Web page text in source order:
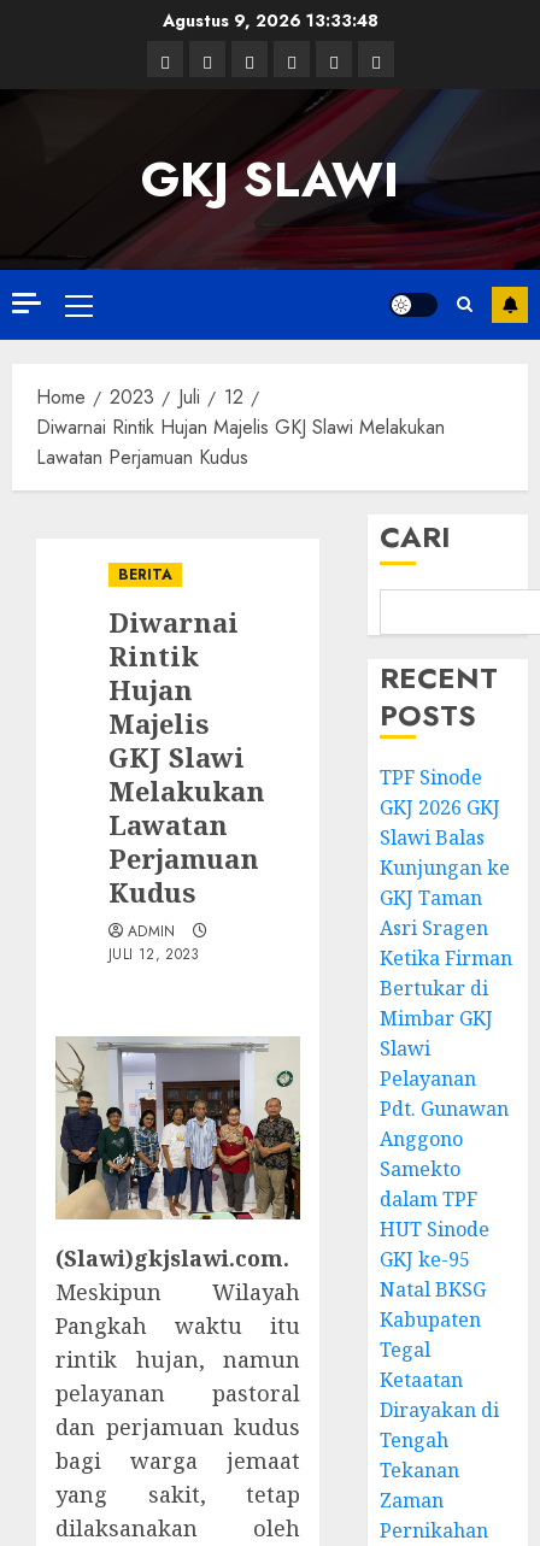
Agustus 9, 2026 13:33:49
Facebook
TwitterLinkedin
VK YoutubeInstagram
GKJ SLAWI
Primary
Menu
Home 2023 Juli
12
Diwarnai Rintik Hujan Majelis GKJ Slawi Melakukan
Lawatan Perjamuan Kudus
BERITA
Diwarnai
Rintik
Hujan
Majelis
GKJ Slawi
Melakukan
Lawatan
Perjamuan
Kudus
ADMIN
JULI 12, 2023
(Slawi)gkjslawi.com.
Meskipun Wilayah
Pangkah waktu itu
rintik hujan, namun
pelayanan pastoral
dan perjamuan kudus
bagi warga jemaat
yang sakit, tetap
dilaksanakan oleh
CARI
RECENT
POSTS
TPF Sinode
GKJ 2026 GKJ
Slawi Balas
Kunjungan ke
GKJ Taman
Asri Sragen
Ketika Firman
Bertukar di
Mimbar GKJ
Slawi
Pelayanan
Pdt. Gunawan
Anggono
Samekto
dalam TPF
HUT Sinode
GKJ ke-95
Natal BKSG
Kabupaten
Tegal
Ketaatan
Dirayakan di
Tengah
Tekanan
Zaman
Pernikahan